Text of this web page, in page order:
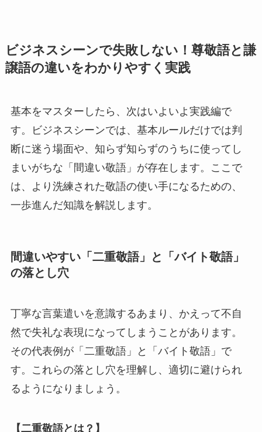
ビジネスシーンで失敗しない！尊敬語と謙
譲語の違いをわかりやすく実践
基本をマスターしたら、次はいよいよ実践編で
す。ビジネスシーンでは、基本ルールだけでは判
断に迷う場面や、知らず知らずのうちに使ってし
まいがちな「間違い敬語」が存在します。ここで
は、より洗練された敬語の使い手になるための、
一歩進んだ知識を解説します。
間違いやすい「二重敬語」と「バイト敬語」
の落とし穴
丁寧な言葉遣いを意識するあまり、かえって不自
然で失礼な表現になってしまうことがあります。
その代表例が「二重敬語」と「バイト敬語」で
す。これらの落とし穴を理解し、適切に避けられ
るようになりましょう。
【二重敬語とは？】